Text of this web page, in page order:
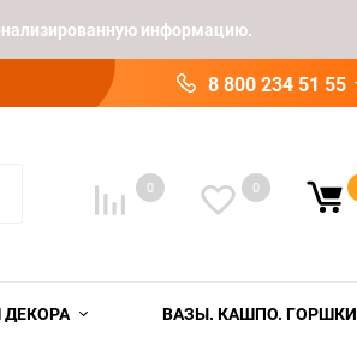
информацию.
8 800 234 51 55
0 0
ДЕКОРА ВАЗЫ. КАШПО. ГОРШКИ